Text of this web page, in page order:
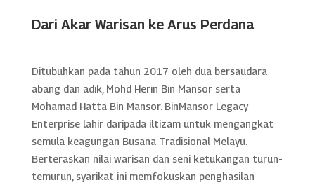
Dari Akar Warisan ke Arus Perdana
Ditubuhkan pada tahun 2017 oleh dua bersaudara
abang dan adik, Mohd Herin Bin Mansor serta
Mohamad Hatta Bin Mansor. BinMansor Legacy
Enterprise lahir daripada iltizam untuk mengangkat
semula keagungan Busana Tradisional Melayu.
Berteraskan nilai warisan dan seni ketukangan turun-
temurun, syarikat ini memfokuskan penghasilan